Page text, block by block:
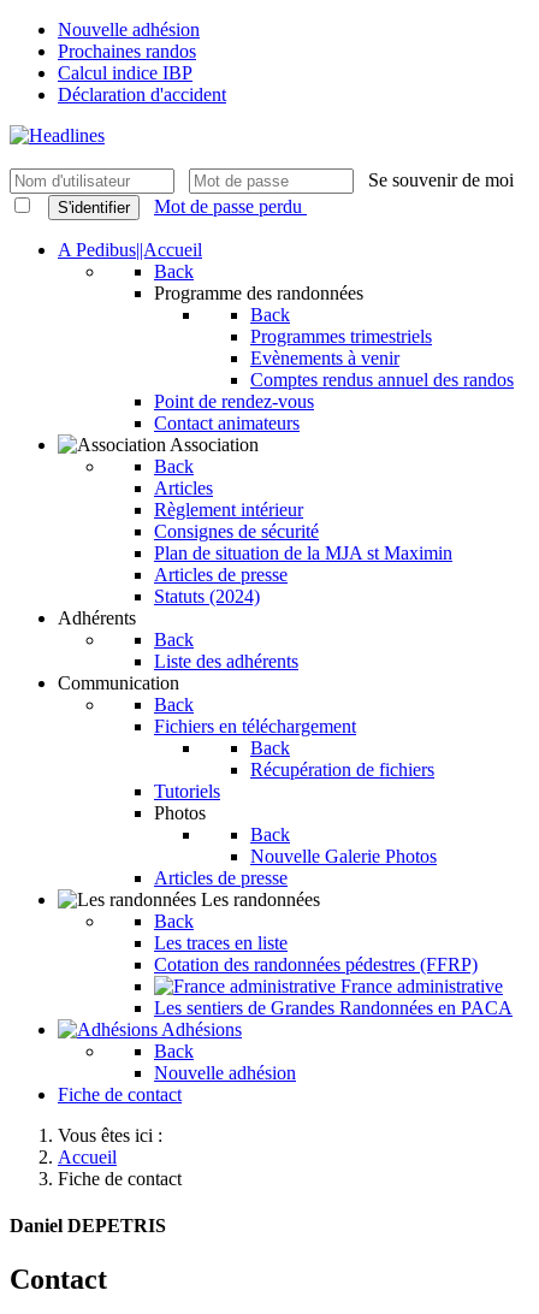
Nouvelle adhésion
Prochaines randos
Calcul indice IBP
Déclaration d'accident
Se souvenir de moi
S'identifier Mot de passe perdu
A Pedibus||Accueil
Back
Programme des randonnées
Back
Programmes trimestriels
Evènements à venir
Comptes rendus annuel des randos
Point de rendez-vous
Contact animateurs
Association
Back
Articles
Règlement intérieur
Consignes de sécurité
Plan de situation de la MJA st Maximin
Articles de presse
Statuts (2024)
Adhérents
Back
Liste des adhérents
Communication
Back
Fichiers en téléchargement
Back
Récupération de fichiers
Tutoriels
Photos
Back
Nouvelle Galerie Photos
Articles de presse
Les randonnées
Back
Les traces en liste
Cotation des randonnées pédestres (FFRP)
France administrative
Les sentiers de Grandes Randonnées en PACA
Adhésions
Back
Nouvelle adhésion
Fiche de contact
Vous êtes ici :
Accueil
Fiche de contact
Daniel DEPETRIS
Contact